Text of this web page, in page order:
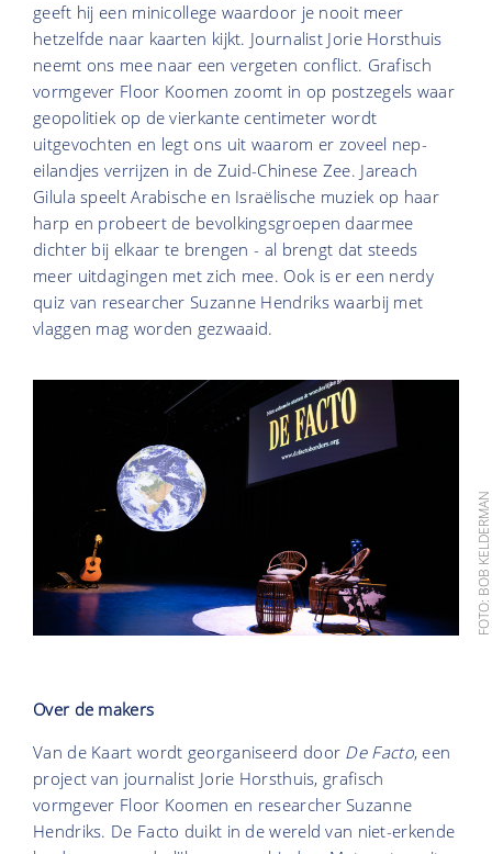
geeft hij een minicollege waardoor je nooit meer
hetzelfde naar kaarten kijkt. Journalist Jorie Horsthuis
neemt ons mee naar een vergeten conflict. Grafisch
vormgever Floor Koomen zoomt in op postzegels waar
geopolitiek op de vierkante centimeter wordt
uitgevochten en legt ons uit waarom er zoveel nep-
eilandjes verrijzen in de Zuid-Chinese Zee. Jareach
Gilula speelt Arabische en Israëlische muziek op haar
harp en probeert de bevolkingsgroepen daarmee
dichter bij elkaar te brengen - al brengt dat steeds
meer uitdagingen met zich mee. Ook is er een nerdy
quiz van researcher Suzanne Hendriks waarbij met
vlaggen mag worden gezwaaid.
FOTO: BOB KELDERMAN
Over de makers
Van de Kaart wordt georganiseerd door De Facto, een
project van journalist Jorie Horsthuis, grafisch
vormgever Floor Koomen en researcher Suzanne
Hendriks. De Facto duikt in de wereld van niet-erkende